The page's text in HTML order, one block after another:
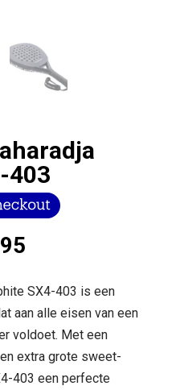
403
Huidige
is:
€ 99,95.
SX4-403 is een
aan alle eisen van een
voldoet. Met een
extra grote sweet-
403 een perfecte